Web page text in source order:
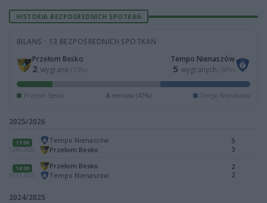
HISTORIA BEZPOŚREDNICH SPOTKAŃ
BILANS · 13 BEZPOŚREDNICH SPOTKAŃ
Przełom Besko
2 wygrane (15%)
Tempo Nienaszów
5 wygranych (38%)
Przełom Besko 6remisów (47%) Tempo Nienaszów
2025/2026
17:00
13.06.2026
Tempo Nienaszów
Przełom Besko
5
3
14:00
15.11.2025
Przełom Besko
Tempo Nienaszów
2
2
2024/2025